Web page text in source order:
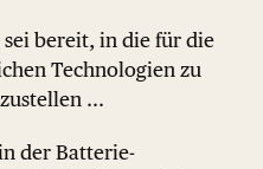
sei bereit, in die für die
Technologien zu
...
der Batterie-